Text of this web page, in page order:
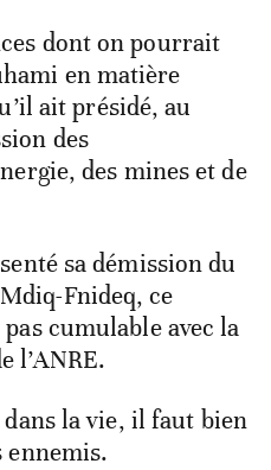
dont on pourrait
en matière
ait présidé, au
des
des mines et de
sa démission du
Fnideq, ce
cumulable avec la
l’ANRE.
la vie, il faut bien
ennemis.